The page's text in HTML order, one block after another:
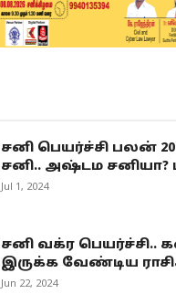
சனி பெயர்ச்சி பலன்
சனி.. அஷ்டம சனியா?
Jul 1, 2024
சனி வக்ர பெயர்ச்சி..
இருக்க வேண்டிய
Jun 22, 2024